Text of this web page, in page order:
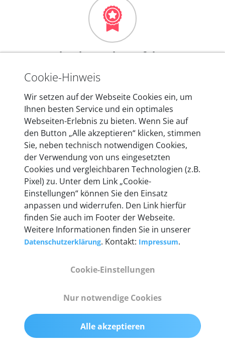
Mehr als 10 Jahre Erfahrung
In den Kfz-Diagnosegeräten von autoaid stecken
entwickeln wir unsere Produkte am Standort in
Berlin laufend weiter. Auf diese Qualität vertrauen
heute mehr als 60.000 Privatkunden und
Unternehmen.
Technische Details &
Lieferumfang
55 mm x 25 mm x 12 mm
200 g
Cookie-Hinweis
Wir setzen auf der Webseite Cookies ein, um
Ihnen besten Service und ein optimales
Webseiten-Erlebnis zu bieten. Wenn Sie auf
den Button „Alle akzeptieren“ klicken, stimmen
Sie, neben technisch notwendigen Cookies,
der Verwendung von uns eingesetzten
Cookies und vergleichbaren Technologien (z.B.
Pixel) zu. Unter dem Link „Cookie-
Einstellungen“ können Sie den Einsatz
anpassen und widerrufen. Den Link hierfür
finden Sie auch im Footer der Webseite.
Weitere Informationen finden Sie in unserer
Datenschutzerklärung. Kontakt: Impressum.
Cookie-Einstellungen
Nur notwendige Cookies
Alle akzeptieren